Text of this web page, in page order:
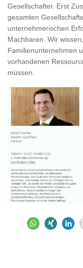
Gesellschafter. Erst
gesamten
unternehmerischen
Machbaren. Wir
Familienunternehmen
vorhandenen
müssen.